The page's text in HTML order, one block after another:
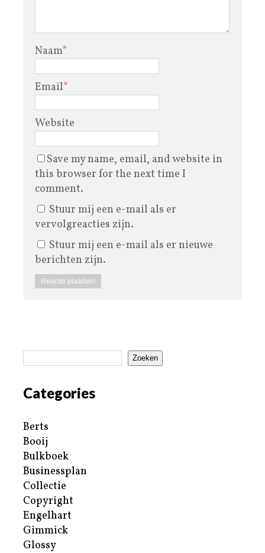
Naam*
Email*
Website
Save my name, email, and website in
this browser for the next time I
comment.
Stuur mij een e-mail als er
vervolgreacties zijn.
Stuur mij een e-mail als er nieuwe
berichten zijn.
Zoeken
Categories
Berts
Booij
Bulkboek
Businessplan
Collectie
Copyright
Engelhart
Gimmick
Glossy